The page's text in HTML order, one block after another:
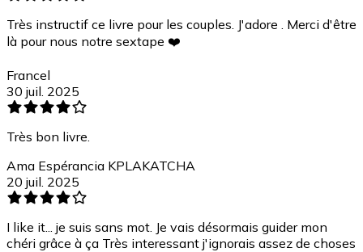
Très instructif ce livre pour les couples. J'adore . Merci d'être
là pour nous notre sextape ❤️
Francel
30 juil. 2025
Très bon livre.
Ama Espérancia KPLAKATCHA
20 juil. 2025
I like it... je suis sans mot. Je vais désormais guider mon
chéri grâce à ça Très interessant j'ignorais assez de choses